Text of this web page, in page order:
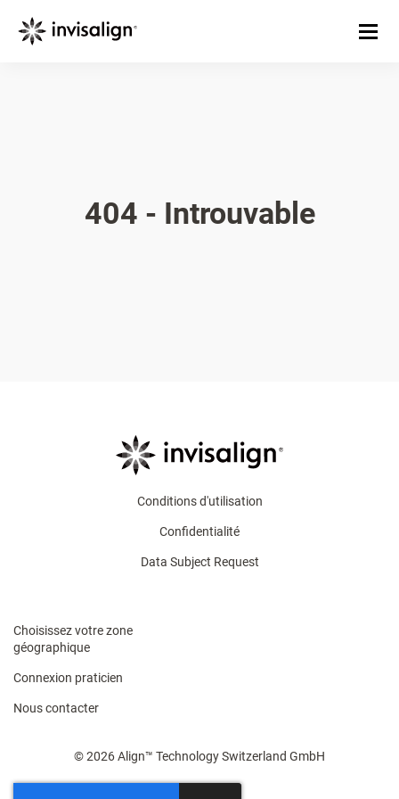
404 - Introuvable
Conditions d'utilisation
Confidentialité
Data Subject Request
Choisissez votre zone
géographique
Connexion praticien
Nous contacter
© 2026 Align™ Technology Switzerland GmbH